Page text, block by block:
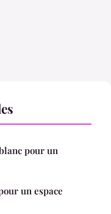
pour un
un espace